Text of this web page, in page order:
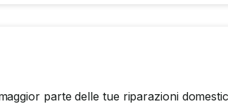
parte delle tue riparazioni